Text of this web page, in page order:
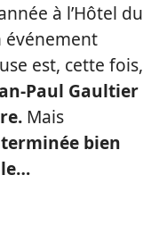
à l’Hôtel du
événement
est, cette fois,
Paul Gaultier
Mais
terminée bien